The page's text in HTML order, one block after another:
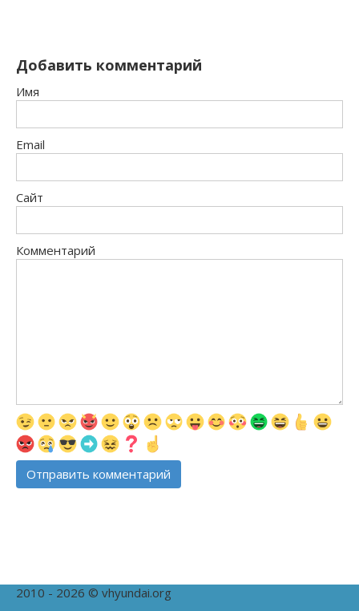
Добавить комментарий
Имя
Email
Сайт
Комментарий
2010 - 2026 © vhyundai.org